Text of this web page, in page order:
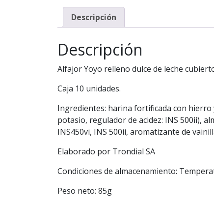
Descripción
Descripción
Alfajor Yoyo relleno dulce de leche
Caja 10 unidades.
Ingredientes: harina fortificada con hierro
potasio, regulador de acidez: INS 500ii),
INS450vi, INS 500ii, aromatizante de
Elaborado por Trondial SA
Condiciones de almacenamiento:
Peso neto: 85g